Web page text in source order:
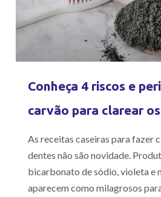
Conheça 4 riscos e
carvão para clarear
As receitas caseiras para fazer
dentes não são novidade.
bicarbonato de sódio, violeta e
aparecem como milagrosos